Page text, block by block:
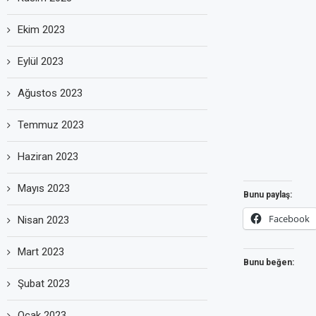
Bunu paylaş:
Facebook
Bunu beğen:
Ekim 2023
Eylül 2023
Ağustos 2023
Temmuz 2023
Haziran 2023
Mayıs 2023
Nisan 2023
Mart 2023
Şubat 2023